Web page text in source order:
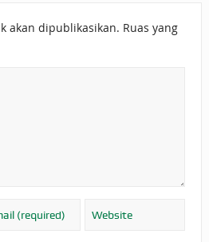
akan dipublikasikan. Ruas yang